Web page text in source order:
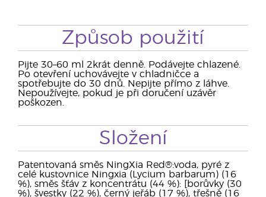
Způsob použití
Pijte 30–60 ml 2krát denně. Podávejte chlazené.
Po otevření uchovávejte v chladničce a
spotřebujte do 30 dnů. Nepijte přímo z láhve.
Nepoužívejte, pokud je při doručení uzávěr
poškozen.
Složení
Patentovaná směs NingXia Red®:voda, pyré z
celé kustovnice Ningxia (Lycium barbarum) (16
%), směs šťáv z koncentrátu (44 %): [borůvky (30
%), švestky (22 %), černý jeřáb (17 %), třešně (16